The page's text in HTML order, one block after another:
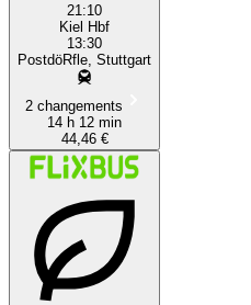
21:10
Kiel Hbf
13:30
PostdöRfle, Stuttgart
2 changements
14 h 12 min
44,46 €